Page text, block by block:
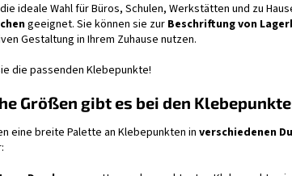
ideale Wahl für Büros, Schulen, Werkstätten und zu
geeignet. Sie können sie zur Beschriftung von
Gestaltung in Ihrem Zuhause nutzen.
die passenden Klebepunkte!
Größen gibt es bei den
eine breite Palette an Klebepunkten in verschiedenen